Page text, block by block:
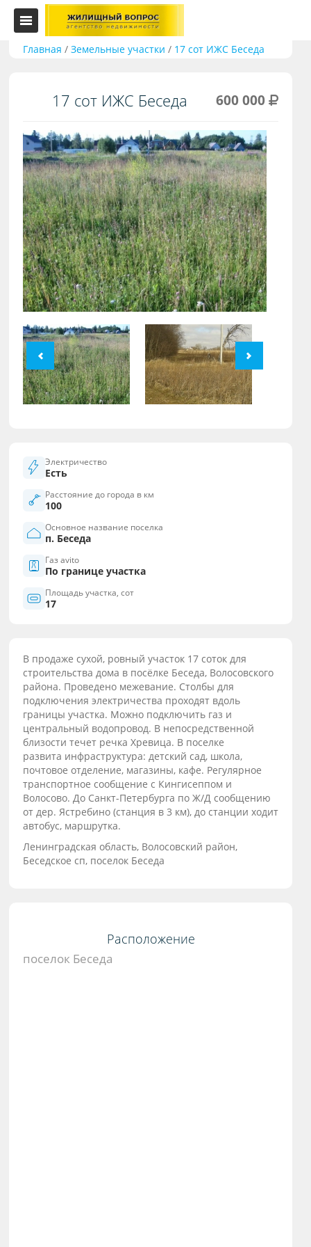
Главная /Земельные участки / 17 сот ИЖС Беседа
17 сот ИЖС Беседа 600 000
Электричество
Есть
Расстояние до города в км
100
Основное название поселка
п. Беседа
Газ avito
По границе участка
Площадь участка, сот
17
В продаже сухой, ровный участок 17 соток для
строительства дома в посёлке Беседа, Волосовского
района. Проведено межевание. Столбы для
подключения электричества проходят вдоль
границы участка. Можно подключить газ и
центральный водопровод. В непосредственной
близости течет речка Хревица. В поселке
развита инфраструктура: детский сад, школа,
почтовое отделение, магазины, кафе. Регулярное
транспортное сообщение с Кингисеппом и
Волосово. До Санкт-Петербурга по Ж/Д сообщению
от дер. Ястребино (станция в 3 км), до станции ходит
автобус, маршрутка.
Ленинградская область, Волосовский район,
Беседское сп, поселок Беседа
Расположение
поселок Беседа